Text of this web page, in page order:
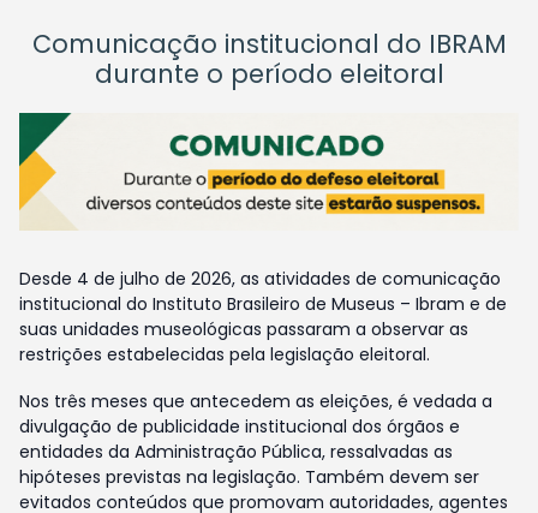
Comunicação institucional do IBRAM
durante o período eleitoral
Desde 4 de julho de 2026, as atividades de comunicação
institucional do Instituto Brasileiro de Museus – Ibram e de
suas unidades museológicas passaram a observar as
restrições estabelecidas pela legislação eleitoral.
Nos três meses que antecedem as eleições, é vedada a
divulgação de publicidade institucional dos órgãos e
entidades da Administração Pública, ressalvadas as
hipóteses previstas na legislação. Também devem ser
evitados conteúdos que promovam autoridades, agentes